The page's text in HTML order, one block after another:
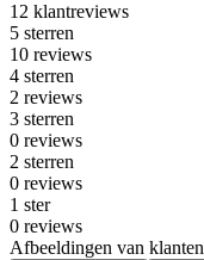
12 klantreviews
5 sterren
10 reviews
4 sterren
2 reviews
3 sterren
0 reviews
2 sterren
0 reviews
1 ster
0 reviews
Afbeeldingen van klanten